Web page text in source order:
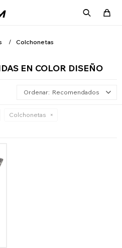
Colchonetas
EN COLOR DISEÑO
Recomendados
Colchonetas